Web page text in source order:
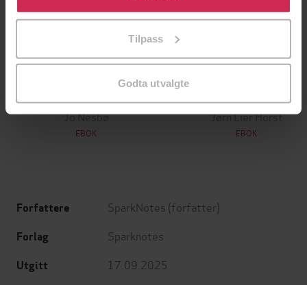
tilpasse ditt samtykke til spesifikke formål ved å klikke
Tilpass
Godta utvalgte
Minnesota
Jo Nesbø
EBOK
Utskudd
Jørn Lier Horst
EBOK
Forfattere SparkNotes (forfatter)
Forlag Sparknotes
Utgitt 17.09.2025